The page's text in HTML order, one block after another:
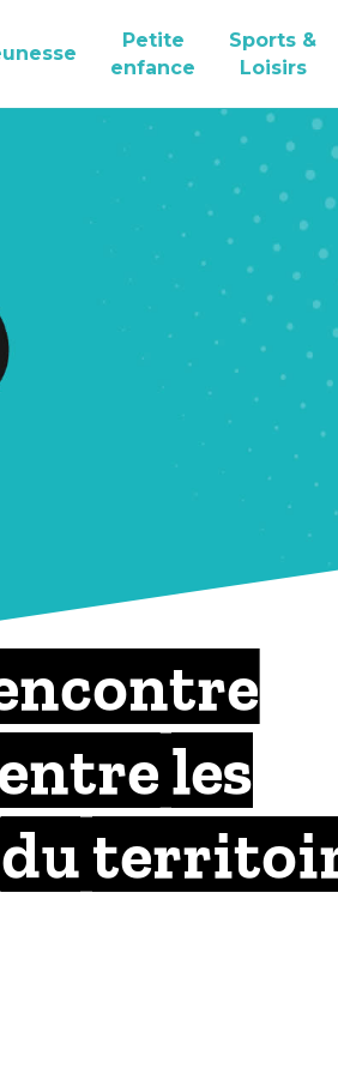
Petite
enfance
Sports &
Loisirs
les
du